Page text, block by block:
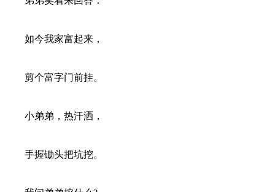
如今我家富起来，
剪个富字门前挂。
小弟弟，热汗洒，
手握锄头把坑挖。